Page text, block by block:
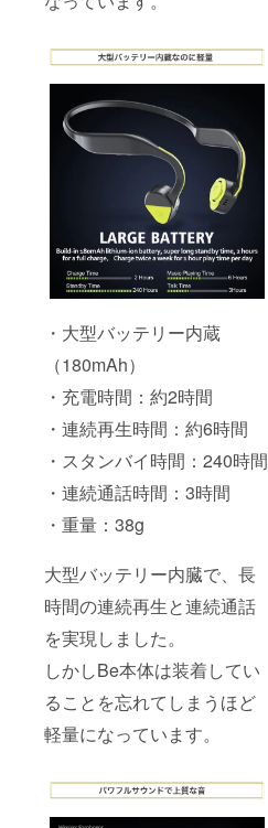
・大型バッテリー内蔵
（180mAh）
・充電時間：約2時間
・連続再生時間：約6時間
・スタンバイ時間：240時間
・連続通話時間：3時間
・重量：38g
大型バッテリー内臓で、長
時間の連続再生と連続通話
を実現しました。
しかしBe本体は装着してい
ることを忘れてしまうほど
軽量になっています。